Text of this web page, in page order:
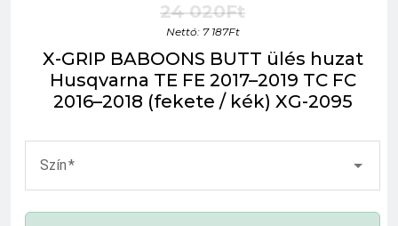
24 020Ft
Nettó: 7 187Ft
X-GRIP BABOONS BUTT ülés huzat
Husqvarna TE FE 2017–2019 TC FC
2016–2018 (fekete / kék) XG-2095
Szín